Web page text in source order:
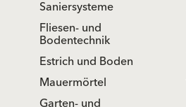
Saniersysteme
Fliesen- und
Bodentechnik
Estrich und Boden
Mauermörtel